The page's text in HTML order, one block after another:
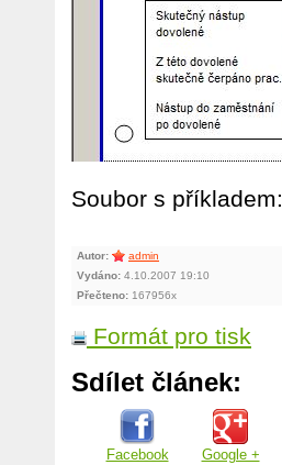
Soubor s příkladem:
Autor:
admin
Vydáno: 4.10.2007 19:10
Přečteno: 167956x
Formát pro tisk
Sdílet článek:
Facebook Google +